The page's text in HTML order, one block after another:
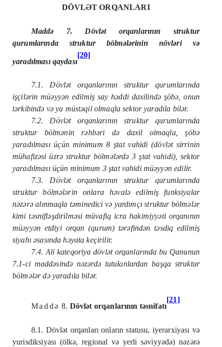
DÖVLƏT ORQANLARI
Maddə 7. Dövlət orqanlarının struktur
qurumlarında struktur bölmələrinin növləri və
yaradılması qaydası
[20]
7.1. Dövlət orqanlarının struktur qurumlarında
işçilərin müəyyən edilmiş say həddi daxilində şöbə, onun
tərkibində və ya müstəqil olmaqla sektor yaradıla bilər.
7.2. Dövlət orqanlarının struktur qurumlarında
struktur bölmənin rəhbəri də daxil olmaqla, şöbə
yaradılması üçün minimum 8 ştat vahidi (dövlət sirrinin
mühafizəsi üzrə struktur bölmələrdə 3 ştat vahidi), sektor
yaradılması üçün minimum 3 ştat vahidi müəyyən edilir.
7.3. Dövlət orqanlarının struktur qurumlarında
struktur bölmələrin onlara həvalə edilmiş funksiyalar
nəzərə alınmaqla təminedici və yardımçı struktur bölmələr
kimi təsnifləşdirilməsi müvafiq icra hakimiyyəti orqanının
müəyyən etdiyi orqan (qurum) tərəfindən təsdiq edilmiş
siyahı əsasında həyata keçirilir.
7.4. Ali kateqoriya dövlət orqanlarında bu Qanunun
7.1-ci maddəsində nəzərdə tutulanlardan başqa struktur
bölmələr də yaradıla bilər.
Maddə 8. Dövlət orqanlarının təsnifatı
[21]
8.1. Dövlət orqanları onların statusu, iyerarxiyası və
yurisdiksiyası (ölkə, regional və yerli səviyyədə) nəzərə